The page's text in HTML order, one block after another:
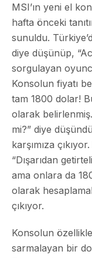
MSI’ın yeni el
hafta önceki
sunuldu.
diye düşünüp,
sorgulayan
Konsolun fiyatı
tam 1800 dolar!
olarak
mi?” diye
karşımıza
“Dışarıdan
ama onlara da
olarak
çıkıyor.
Konsolun
sarmalayan bir